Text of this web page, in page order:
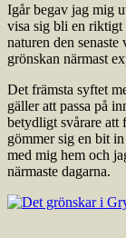
Igår begav jag mig
visa sig bli en
naturen den
grönskan närmast
Det främsta syftet
gäller att passa på
betydligt svårare att
gömmer sig en bit
med mig hem och
närmaste dagarna.